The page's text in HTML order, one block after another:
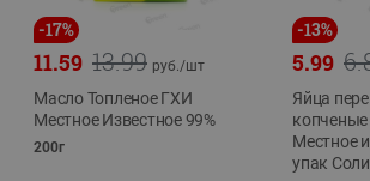
-17%
13.99
11.59 руб./шт
Масло Топленое ГХИ
Местное Известное 99%
200г
-13%
5.99
Яйца
Местное
упак